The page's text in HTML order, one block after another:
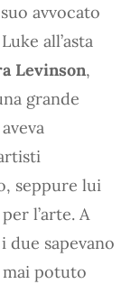
avvocato
all’asta
Levinson,
grande
seppure lui
l’arte. A
due sapevano
potuto